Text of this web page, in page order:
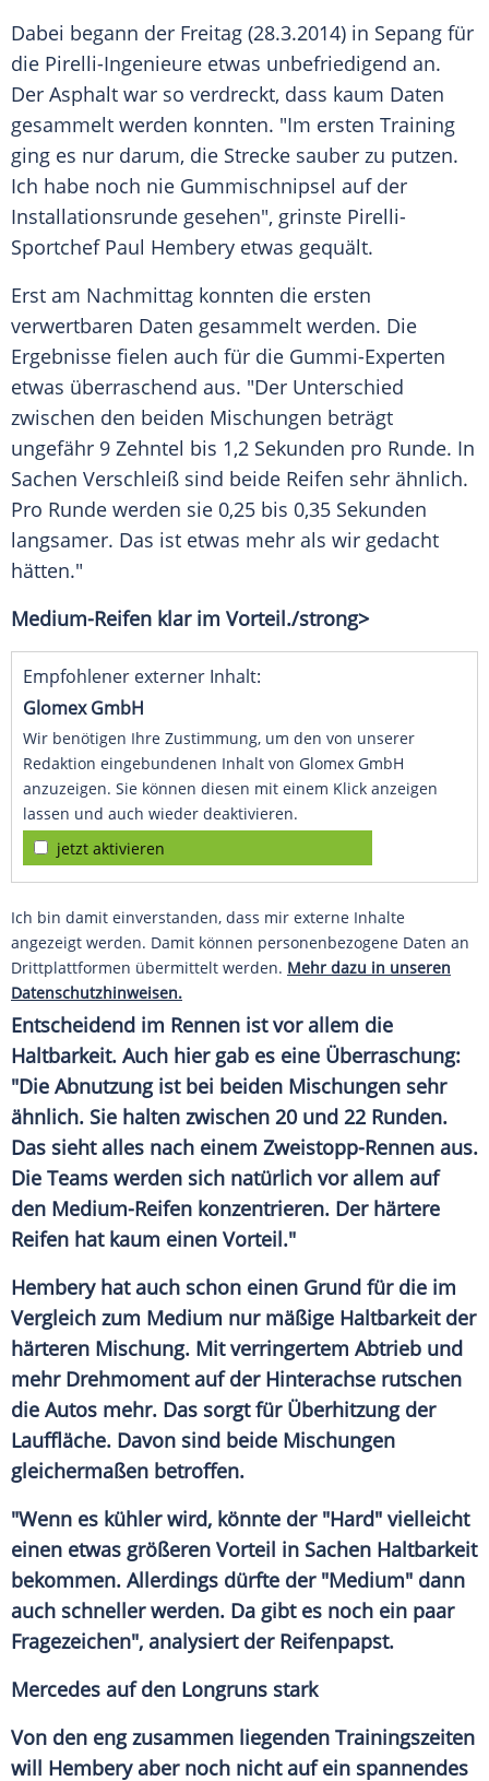
Dabei begann der Freitag (28.3.2014) in Sepang für
die Pirelli-Ingenieure etwas unbefriedigend an.
Der Asphalt war so verdreckt, dass kaum Daten
gesammelt werden konnten. "Im ersten Training
ging es nur darum, die Strecke sauber zu putzen.
Ich habe noch nie Gummischnipsel auf der
Installationsrunde gesehen", grinste Pirelli-
Sportchef Paul Hembery etwas gequält.
Erst am Nachmittag konnten die ersten
verwertbaren Daten gesammelt werden. Die
Ergebnisse fielen auch für die Gummi-Experten
etwas überraschend aus. "Der Unterschied
zwischen den beiden Mischungen beträgt
ungefähr 9 Zehntel bis 1,2 Sekunden pro Runde. In
Sachen Verschleiß sind beide Reifen sehr ähnlich.
Pro Runde werden sie 0,25 bis 0,35 Sekunden
langsamer. Das ist etwas mehr als wir gedacht
hätten."
Medium-Reifen klar im Vorteil./strong>
Empfohlener externer Inhalt:
Glomex GmbH
Wir benötigen Ihre Zustimmung, um den von unserer
Redaktion eingebundenen Inhalt von Glomex GmbH
anzuzeigen. Sie können diesen mit einem Klick anzeigen
lassen und auch wieder deaktivieren.
jetzt aktivieren
Ich bin damit einverstanden, dass mir externe Inhalte
angezeigt werden. Damit können personenbezogene Daten an
Drittplattformen übermittelt werden. Mehr dazu in unseren
Datenschutzhinweisen.
Entscheidend im Rennen ist vor allem die
Haltbarkeit. Auch hier gab es eine Überraschung:
"Die Abnutzung ist bei beiden Mischungen sehr
ähnlich. Sie halten zwischen 20 und 22 Runden.
Das sieht alles nach einem Zweistopp-Rennen aus.
Die Teams werden sich natürlich vor allem auf
den Medium-Reifen konzentrieren. Der härtere
Reifen hat kaum einen Vorteil."
Hembery hat auch schon einen Grund für die im
Vergleich zum Medium nur mäßige Haltbarkeitder
härteren Mischung. Mit verringertem Abtrieb und
mehr Drehmoment auf der Hinterachse rutschen
die Autos mehr. Das sorgt für Überhitzungder
Lauffläche. Davon sind beide Mischungen
gleichermaßen betroffen.
"Wenn es kühler wird, könnte der "Hard" vielleicht
einen etwas größeren Vorteil in Sachen Haltbarkeit
bekommen. Allerdings dürfte der "Medium" dann
auch schneller werden. Da gibt es noch ein paar
Fragezeichen", analysiert der Reifenpapst.
Mercedes auf den Longruns stark
Von den eng zusammen liegenden Trainingszeiten
will Hembery aber noch nicht auf ein spannendes